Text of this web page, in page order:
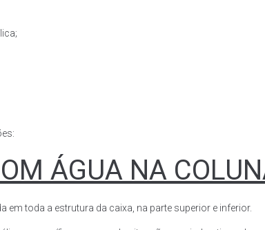
ÁGUA NA
em toda a estrutura da caixa, na parte superior e inferior.